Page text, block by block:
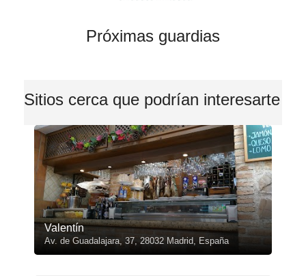
Próximas guardias
Sitios cerca que podrían interesarte
Valentín
Av. de Guadalajara, 37, 28032 Madrid, España